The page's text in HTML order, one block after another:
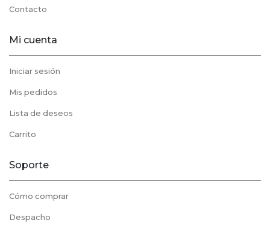
Contacto
Mi cuenta
Iniciar sesión
Mis pedidos
Lista de deseos
Carrito
Soporte
Cómo comprar
Despacho